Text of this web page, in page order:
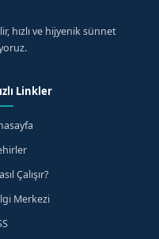
hızlı ve hijyenik sünnet
Linkler
Çalışır?
Merkezi